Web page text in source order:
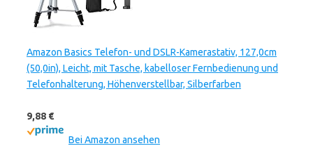
Amazon Basics Telefon- und DSLR-Kamerastativ, 127,0cm
(50,0in), Leicht, mit Tasche, kabelloser Fernbedienung und
Telefonhalterung, Höhenverstellbar, Silberfarben
9,88 €
Bei Amazon ansehen